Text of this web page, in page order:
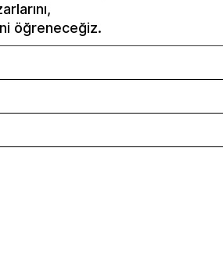
öğreneceğiz.